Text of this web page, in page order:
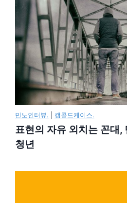
민노인터뷰. 캡콜드케이스.
표현의 자유 외치는 꼰대,
청년